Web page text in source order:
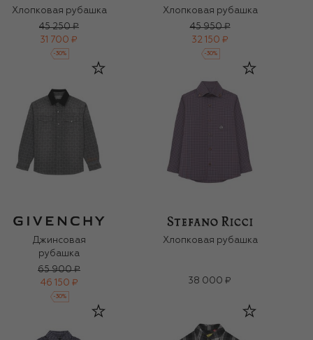
Хлопковая рубашка
45 250 ₽
31 700 ₽
-30%
Хлопковая рубашка
45 950 ₽
32 150 ₽
-30%
Джинсовая
рубашка
65 900 ₽
46 150 ₽
-30%
Хлопковая рубашка
38 000 ₽